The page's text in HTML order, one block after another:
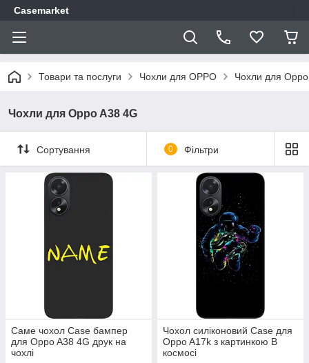
Casemarket
Товари та послуги Чохли для OPPO Чохли для
Чохли для Oppo A38 4G
Сортування 0 Фільтри
Саме чохол Case бампер
для Oppo A38 4G друк на
чохлі
Чохол силіконовий Case для
Oppo A17k з картинкою В
космосі